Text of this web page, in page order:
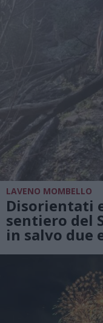
LAVENO MOMBELLO
Disorientati
sentiero del
in salvo due